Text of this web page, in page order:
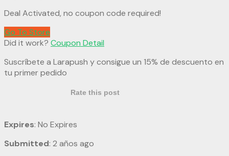
Deal Activated, no coupon code required!
Go To Store
Did it work? Coupon Detail
Suscríbete a Larapush y consigue un 15% de descuento en
tu primer pedido
Rate this post
Expires: No Expires
Submitted: 2 años ago